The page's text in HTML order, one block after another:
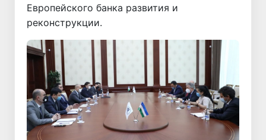
Европейского банка развития и
реконструкции.